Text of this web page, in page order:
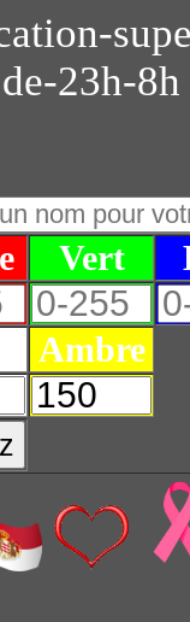
de-23h-8h
Vert
Ambre